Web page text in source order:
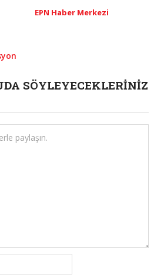
EPN Haber Merkezi
SÖYLEYECEKLERINIZ